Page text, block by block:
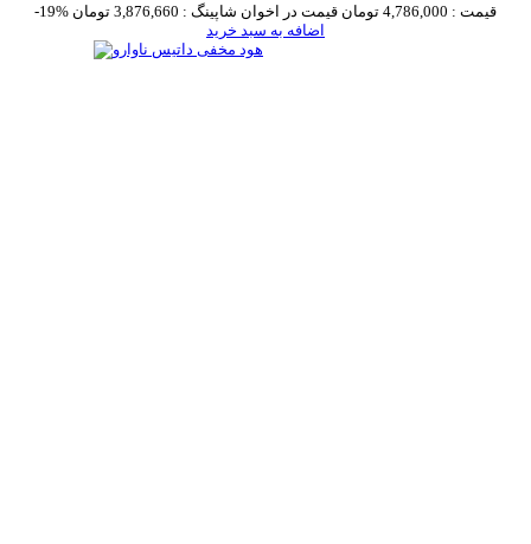
-19% قیمت : 4,786,000 تومان قیمت در اخوان شاپینگ : 3,876,660 تومان
اضافه به سبد خرید